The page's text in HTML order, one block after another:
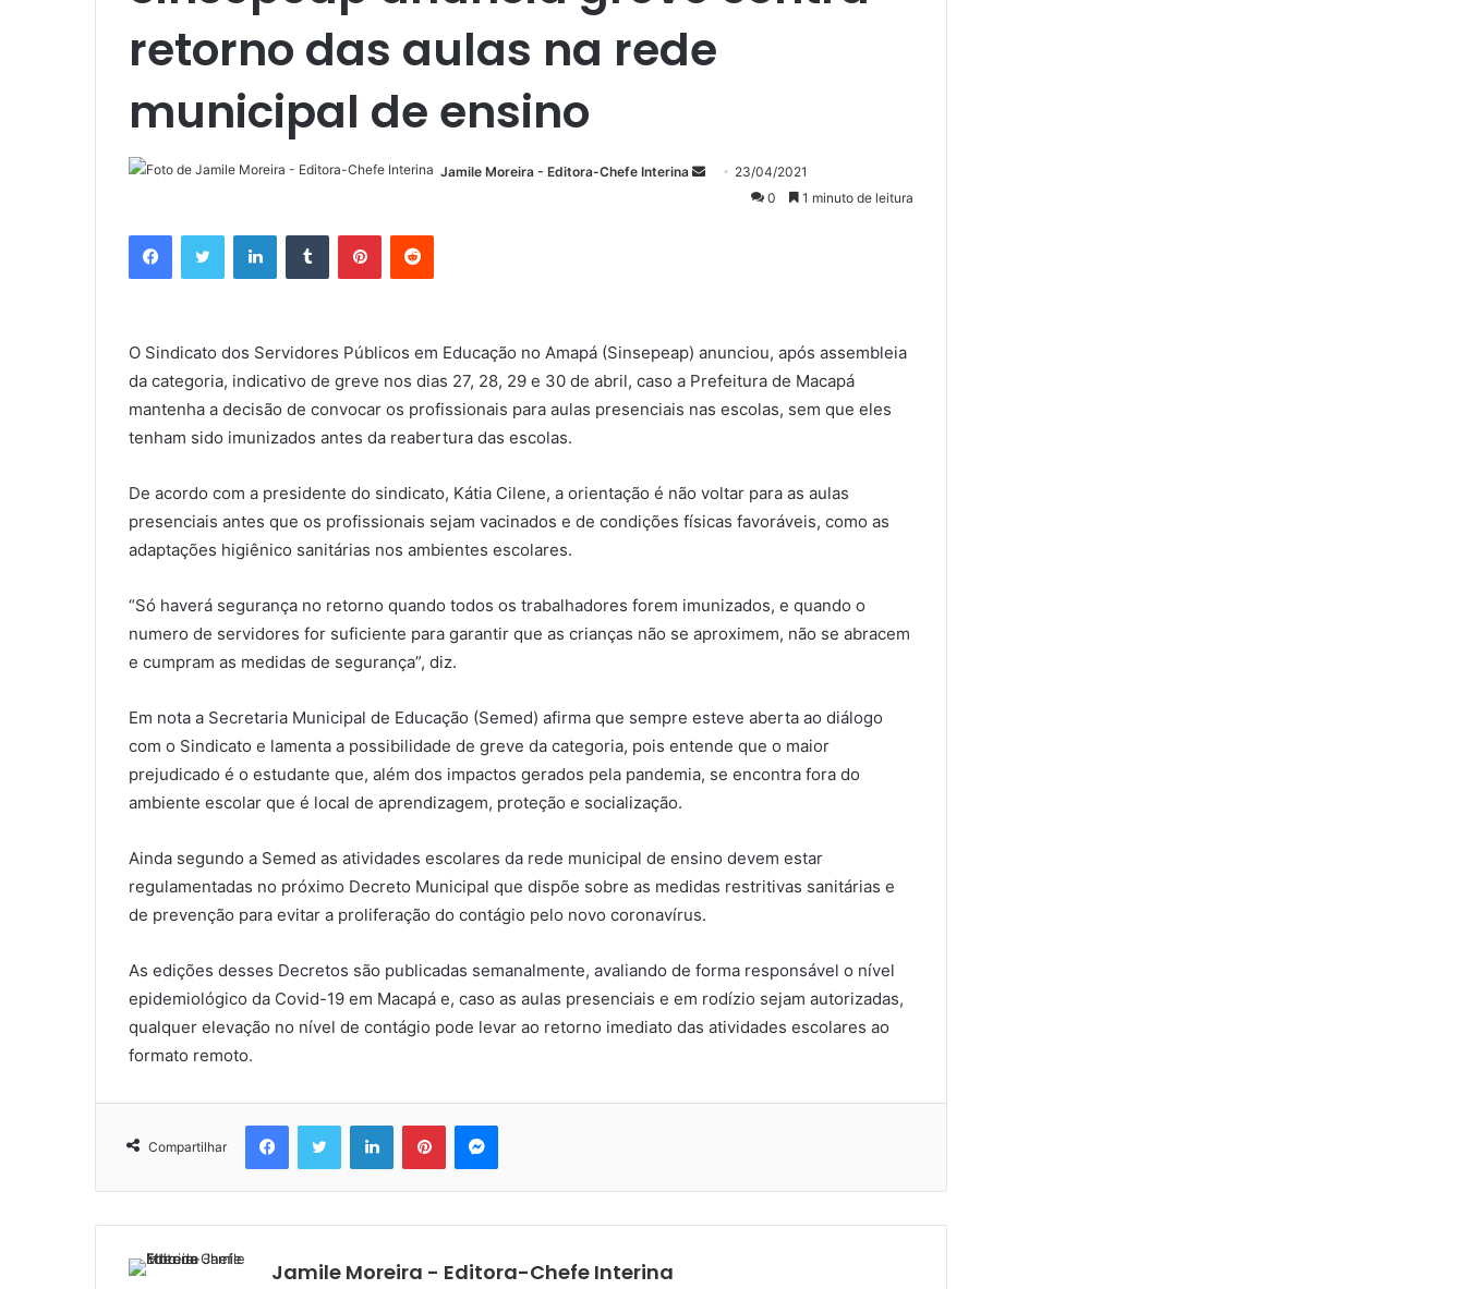
retorno das aulas na rede
municipal de ensino
Jamile Moreira - Editora-Chefe Interina
Mande23/04/2021
0
1 minuto de leitura
FacebookTwitter LinkedinTumblr PinterestReddit
O Sindicato dos Servidores Públicos em Educação no Amapá (Sinsepeap) anunciou, após assembleia
da categoria, indicativo de greve nos dias 27, 28, 29 e 30 de abril, caso a Prefeitura de Macapá
mantenha a decisão de convocar os profissionais para aulas presenciais nas escolas, sem que eles
tenham sido imunizados antes da reabertura das escolas.
De acordo com a presidente do sindicato, Kátia Cilene, a orientação é não voltar para as aulas
presenciais antes que os profissionais sejam vacinados e de condições físicas favoráveis, como as
adaptações higiênico sanitárias nos ambientes escolares.
“Só haverá segurança no retorno quando todos os trabalhadores forem imunizados, e quando o
numero de servidores for suficiente para garantir que as crianças não se aproximem, não se abracem
e cumpram as medidas de segurança”, diz.
Em nota a Secretaria Municipal de Educação (Semed) afirma que sempre esteve aberta ao diálogo
com o Sindicato e lamenta a possibilidade de greve da categoria, pois entende que o maior
prejudicado é o estudante que, além dos impactos gerados pela pandemia, se encontra fora do
ambiente escolar que é local de aprendizagem, proteção e socialização.
Ainda segundo a Semed as atividades escolares da rede municipal de ensino devem estar
regulamentadas no próximo Decreto Municipal que dispõe sobre as medidas restritivas sanitárias e
de prevenção para evitar a proliferação do contágio pelo novo coronavírus.
As edições desses Decretos são publicadas semanalmente, avaliando de forma responsável o nível
epidemiológico da Covid-19 em Macapá e, caso as aulas presenciais e em rodízio sejam autorizadas,
qualquer elevação no nível de contágio pode levar ao retorno imediato das atividades escolares ao
formato remoto.
Compartilhar
FacebookTwitter LinkedinPinterestMessenger
Jamile Moreira - Editora-Chefe Interina